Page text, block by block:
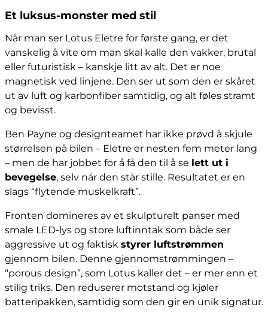
Et luksus-monster med stil
Når man ser Lotus Eletre for første gang, er det
vanskelig å vite om man skal kalle den vakker, brutal
eller futuristisk – kanskje litt av alt. Det er noe
magnetisk ved linjene. Den ser ut som den er skåret
ut av luft og karbonfiber samtidig, og alt føles stramt
og bevisst.
Ben Payne og designteamet har ikke prøvd å skjule
størrelsen på bilen – Eletre er nesten fem meter lang
– men de har jobbet for å få den til å se lett ut i
bevegelse, selv når den står stille. Resultatet er en
slags “flytende muskelkraft”.
Fronten domineres av et skulpturelt panser med
smale LED-lys og store luftinntak som både ser
aggressive ut og faktisk styrer luftstrømmen
gjennom bilen. Denne gjennomstrømmingen –
“porous design”, som Lotus kaller det – er mer enn et
stilig triks. Den reduserer motstand og kjøler
batteripakken, samtidig som den gir en unik signatur.